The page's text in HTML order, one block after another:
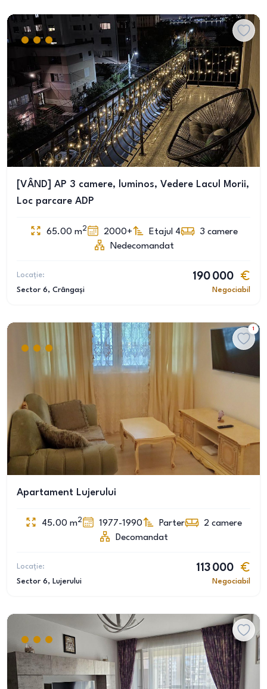
[VÂND] AP 3 camere, luminos, Vedere Lacul Morii,
Loc parcare ADP
65.00 m2 2000+ Etajul 4 3 camere
Nedecomandat
Locație:
Sector 6, Crângași
190 000
Negociabil
1
Apartament Lujerului
45.00 m2 1977-1990 Parter 2 camere
Decomandat
Locație:
Sector 6, Lujerului
113 000
Negociabil